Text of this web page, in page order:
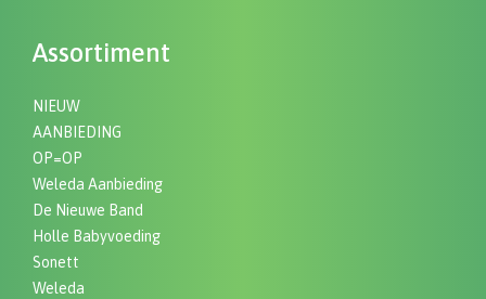
Assortiment
NIEUW
AANBIEDING
OP=OP
Weleda Aanbieding
De Nieuwe Band
Holle Babyvoeding
Sonett
Weleda